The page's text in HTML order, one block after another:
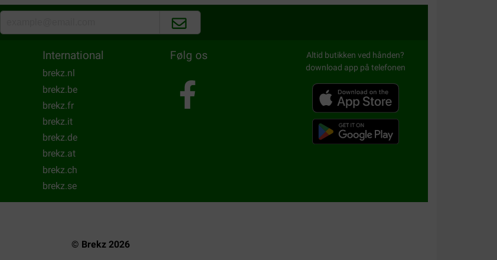
International
brekz.nl
brekz.be
brekz.fr
brekz.it
brekz.de
brekz.at
brekz.ch
brekz.se
Følg os
Altid butikken ved hånden?
download app på telefonen
© Brekz 2026